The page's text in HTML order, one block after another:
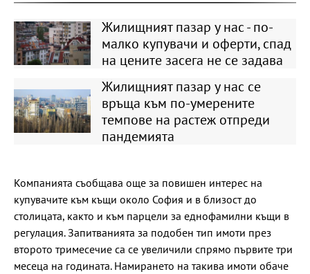
Жилищният пазар у нас - по-
малко купувачи и оферти, спад
на цените засега не се задава
Жилищният пазар у нас се
връща към по-умерените
темпове на растеж отпреди
пандемията
Компанията съобщава още за повишен интерес на
купувачите към къщи около София и в близост до
столицата, както и към парцели за еднофамилни къщи в
регулация. Запитванията за подобен тип имоти през
второто тримесечие са се увеличили спрямо първите три
месеца на годината. Намирането на такива имоти обаче